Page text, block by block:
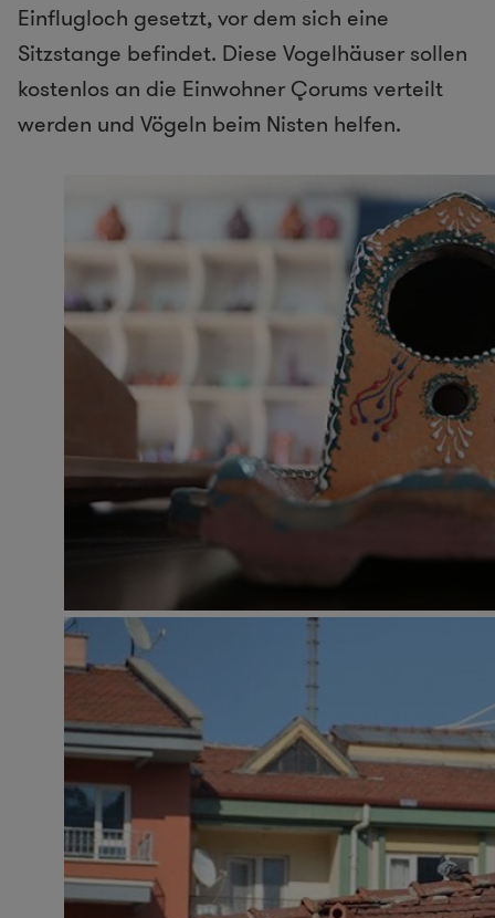
Einflugloch gesetzt, vor dem sich eine
Sitzstange befindet. Diese Vogelhäuser sollen
kostenlos an die Einwohner Çorums verteilt
werden und Vögeln beim Nisten helfen.